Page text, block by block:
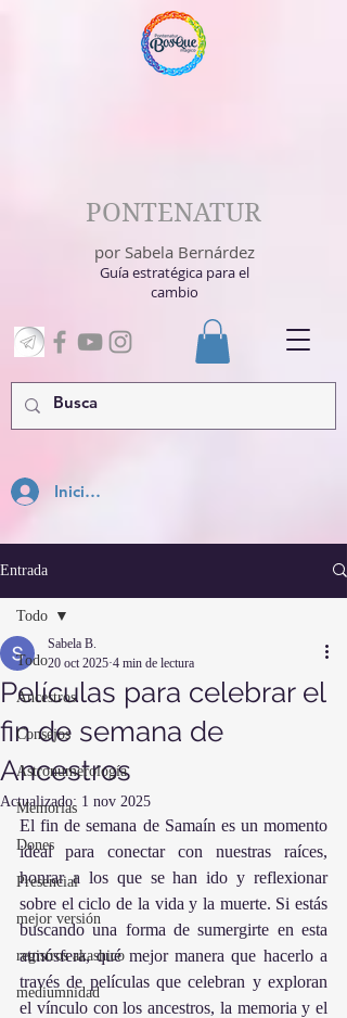
Inicia Sesión
PONTENATUR
por Sabela Bernárdez
Guía estratégica para el
cambio
Entrada
Todo
Ancestros
Consejos
Astronumerología
Memorias
Dones
Presencial
mejor versión
registros akashico
mediumnidad
Todo
Películas para celebrar el
fin de semana de
Ancestros
Sabela B.
20 oct 2025 4 min de lectura
Actualizado: 1 nov 2025
El fin de semana de Samaín es un momento
ideal para conectar con nuestras raíces,
honrar a los que se han ido y reflexionar
sobre el ciclo de la vida y la muerte. Si estás
buscando una forma de sumergirte en esta
atmósfera, qué mejor manera que hacerlo a
través de películas que celebran y exploran
el vínculo con los ancestros, la memoria y el